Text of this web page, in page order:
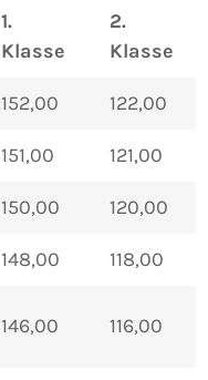
1.
Klasse
2.
Klasse
152,00 122,00
151,00 121,00
150,00 120,00
148,00 118,00
146,00 116,00